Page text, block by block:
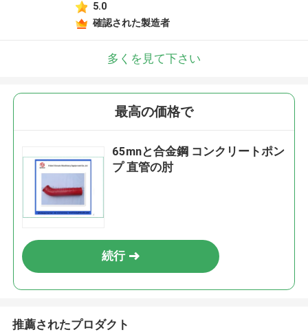
5.0
確認された製造者
多くを見て下さい
最高の価格で
65mnと合金鋼 コンクリートポン
プ 直管の肘
続行
推薦されたプロダクト